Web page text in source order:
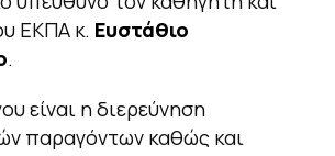
ΕΚΠΑ κ. Ευστάθιο
.
είναι η διερεύνηση
παραγόντων καθώς και